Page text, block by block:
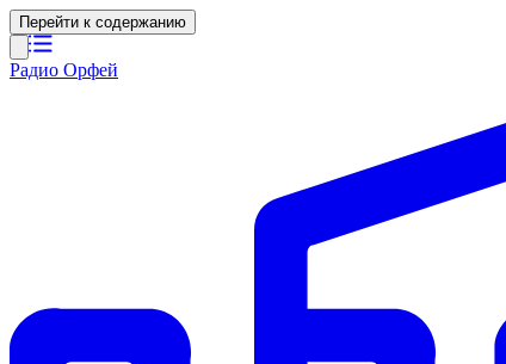
Перейти к содержанию
Радио Орфей